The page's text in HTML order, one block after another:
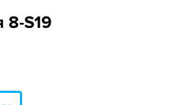
8-S19